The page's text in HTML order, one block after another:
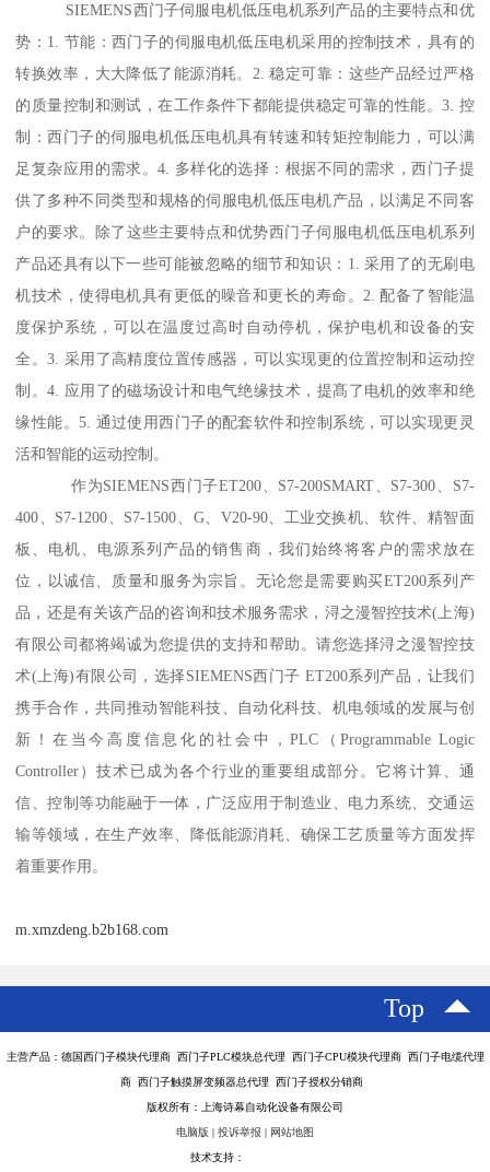
SIEMENS西门子伺服电机低压电机系列产品的主要特点和优
势：1. 节能：西门子的伺服电机低压电机采用的控制技术，具有的
转换效率，大大降低了能源消耗。2. 稳定可靠：这些产品经过严格
的质量控制和测试，在工作条件下都能提供稳定可靠的性能。3. 控
制：西门子的伺服电机低压电机具有转速和转矩控制能力，可以满
足复杂应用的需求。4. 多样化的选择：根据不同的需求，西门子提
供了多种不同类型和规格的伺服电机低压电机产品，以满足不同客
户的要求。除了这些主要特点和优势西门子伺服电机低压电机系列
产品还具有以下一些可能被忽略的细节和知识：1. 采用了的无刷电
机技术，使得电机具有更低的噪音和更长的寿命。2. 配备了智能温
度保护系统，可以在温度过高时自动停机，保护电机和设备的安
全。3. 采用了高精度位置传感器，可以实现更的位置控制和运动控
制。4. 应用了的磁场设计和电气绝缘技术，提髙了电机的效率和绝
缘性能。5. 通过使用西门子的配套软件和控制系统，可以实现更灵
活和智能的运动控制。
作为SIEMENS西门子ET200、S7-200SMART、S7-300、S7-
400、S7-1200、S7-1500、G、V20-90、工业交换机、软件、精智面
板、电机、电源系列产品的销售商，我们始终将客户的需求放在
位，以诚信、质量和服务为宗旨。无论您是需要购买ET200系列产
品，还是有关该产品的咨询和技术服务需求，浔之漫智控技术(上海)
有限公司都将竭诚为您提供的支持和帮助。请您选择浔之漫智控技
术(上海)有限公司，选择SIEMENS西门子 ET200系列产品，让我们
携手合作，共同推动智能科技、自动化科技、机电领域的发展与创
新！在当今高度信息化的社会中，PLC（Programmable Logic
Controller）技术已成为各个行业的重要组成部分。它将计算、通
信、控制等功能融于一体，广泛应用于制造业、电力系统、交通运
输等领域，在生产效率、降低能源消耗、确保工艺质量等方面发挥
着重要作用。
m.xmzdeng.b2b168.com
Top
主营产品：德国西门子模块代理商 西门子PLC模块总代理 西门子CPU模块代理商 西门子电缆代理
商 西门子触摸屏变频器总代理 西门子授权分销商
版权所有：上海诗幕自动化设备有限公司
电脑版 | 投诉举报 | 网站地图
技术支持：